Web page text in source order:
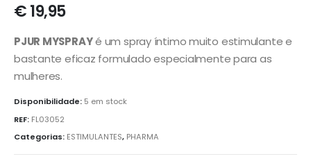
€19,95
PJUR MYSPRAYé um spray íntimo muito estimulante e
bastante eficaz formulado especialmente para as
mulheres.
Disponibilidade: 5 em stock
REF: FL03052
Categorias: ESTIMULANTES, PHARMA